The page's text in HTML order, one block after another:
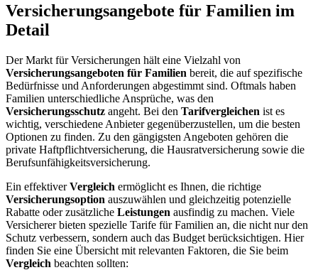
Versicherungsangebote für Familien im
Detail
Der Markt für Versicherungen hält eine Vielzahl von
Versicherungsangeboten für Familien bereit, die auf spezifische
Bedürfnisse und Anforderungen abgestimmt sind. Oftmals haben
Familien unterschiedliche Ansprüche, was den
Versicherungsschutz angeht. Bei den Tarifvergleichen ist es
wichtig, verschiedene Anbieter gegenüberzustellen, um die besten
Optionen zu finden. Zu den gängigsten Angeboten gehören die
private Haftpflichtversicherung, die Hausratversicherung sowie die
Berufsunfähigkeitsversicherung.
Ein effektiverVergleich ermöglicht es Ihnen, die richtige
Versicherungsoption auszuwählen und gleichzeitig potenzielle
Rabatte oder zusätzliche Leistungen ausfindig zu machen. Viele
Versicherer bieten spezielle Tarife für Familien an, die nicht nur den
Schutz verbessern, sondern auch das Budget berücksichtigen. Hier
finden Sie eine Übersicht mit relevanten Faktoren, die Sie beim
Vergleich beachten sollten: